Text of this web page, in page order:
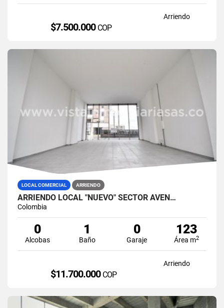
Arriendo
$7.500.000 COP
LOCAL COMERCIAL ARRIENDO
ARRIENDO LOCAL "NUEVO" SECTOR AVEN…
Colombia
0
Alcobas
1
Baño
0
Garaje
123
Área m2
Arriendo
$11.700.000 COP